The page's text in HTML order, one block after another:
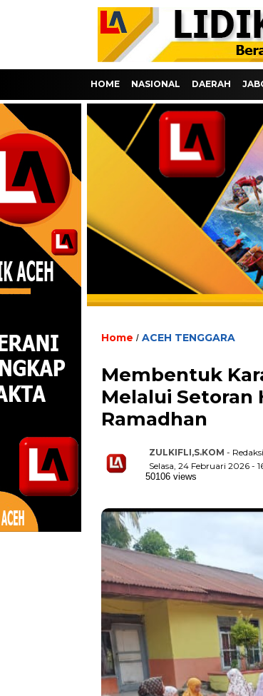
HOME NASIONAL DAERAH
Home / ACEH TENGGARA
Membentuk
Melalui Setoran
Ramadhan
ZULKIFLI,S.KOM - Redaksi
Selasa, 24 Februari 2026 -
50106 views